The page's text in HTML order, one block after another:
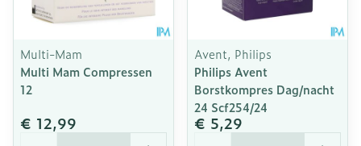
Multi-Mam
Multi Mam Compressen
12
€ 12,99
Avent, Philips
Philips Avent
Borstkompres Dag/nacht
24 Scf254/24
€ 5,29